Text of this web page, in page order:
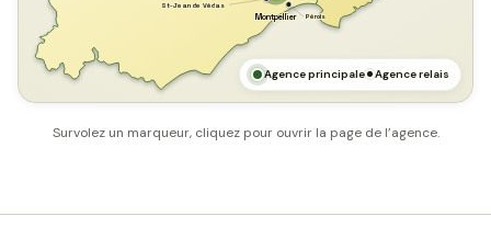
Montpellier Pérols
St-Jean de Védas
Agence principale Agence relais
Survolez un marqueur, cliquez pour ouvrir la page de l’agence.